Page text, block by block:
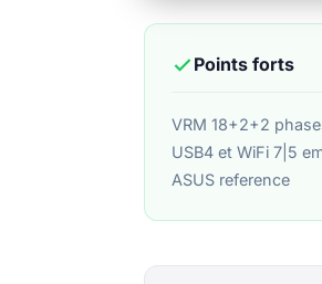
Points forts
VRM 18+2+2
USB4 et WiFi 7|5
ASUS reference